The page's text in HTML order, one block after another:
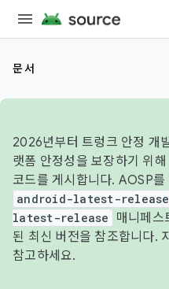
문서
2026년부터 트렁크 안정 개
랫폼 안정성을 보장하기 위
코드를 게시합니다. AOSP
android-latest-release
latest-release
매니페스
된 최신 버전을 참조합니다.
참고하세요.